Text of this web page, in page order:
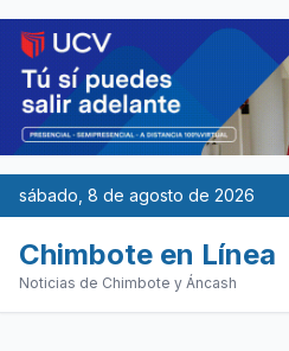
sábado, 8 de agosto de 2026
Chimbote en Línea
Noticias de Chimbote y Áncash